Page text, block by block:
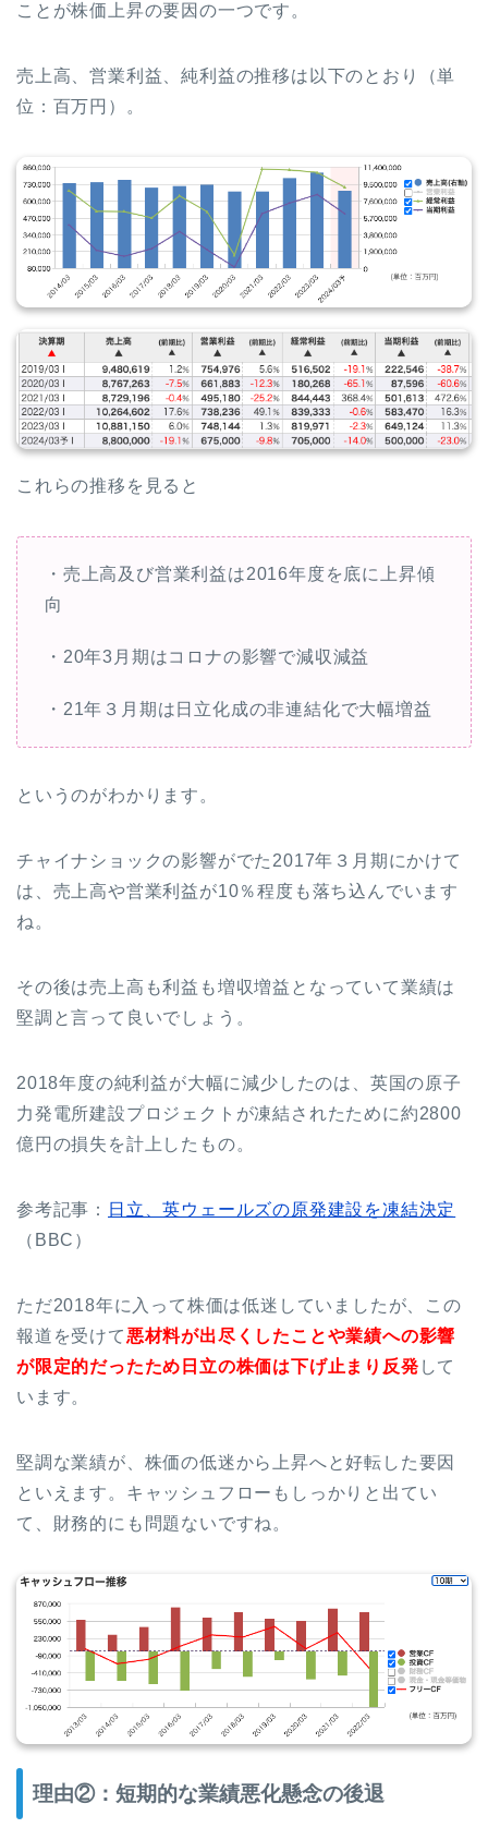
ことが株価上昇の要因の一つです。
売上高、営業利益、純利益の推移は以下のとおり（単
位：百万円）。
これらの推移を見ると
・売上高及び営業利益は2016年度を底に上昇傾
向
・20年3月期はコロナの影響で減収減益
・21年３月期は日立化成の非連結化で大幅増益
というのがわかります。
チャイナショックの影響がでた2017年３月期にかけて
は、売上高や営業利益が10％程度も落ち込んでいます
ね。
その後は売上高も利益も増収増益となっていて業績は
堅調と言って良いでしょう。
2018年度の純利益が大幅に減少したのは、英国の原子
力発電所建設プロジェクトが凍結されたために約2800
億円の損失を計上したもの。
参考記事：
日立、英ウェールズの原発建設を凍結決定
（BBC）
ただ2018年に入って株価は低迷していましたが、この
報道を受けて 悪材料が出尽くしたことや業績への影響
が限定的だったため日立の株価は下げ止まり反発 して
います。
堅調な業績が、株価の低迷から上昇へと好転した要因
といえます。キャッシュフローもしっかりと出てい
て、財務的にも問題ないですね。
理由②：短期的な業績悪化懸念の後退